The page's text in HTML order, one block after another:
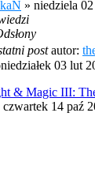
» niedziela
postautor:
03 lut
& Magic III:
czwartek 14 paź